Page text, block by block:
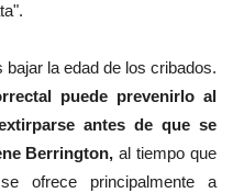
la edad de los cribados.
puede prevenirlo al
antes de que se
Berrington,al tiempo que
ofrece principalmente a